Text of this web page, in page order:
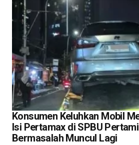
Konsumen Keluhkan Mobil
Isi Pertamax di SPBU
Bermasalah Muncul Lagi